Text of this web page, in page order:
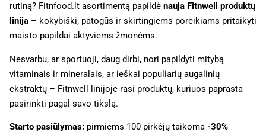
rutiną? Fitnfood.lt asortimentą papildė nauja Fitnwell produktų
linija – kokybiški, patogūs ir skirtingiems poreikiams pritaikyti
maisto papildai aktyviems žmonėms.
Nesvarbu, ar sportuoji, daug dirbi, nori papildyti mitybą
vitaminais ir mineralais, ar ieškai populiarių augalinių
ekstraktų – Fitnwell linijoje rasi produktų, kuriuos paprasta
pasirinkti pagal savo tikslą.
Starto pasiūlymas: pirmiems 100 pirkėjų taikoma -30%